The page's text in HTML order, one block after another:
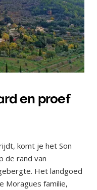
en proef
komt je het Son
de rand van
Het landgoed
Moragues familie,